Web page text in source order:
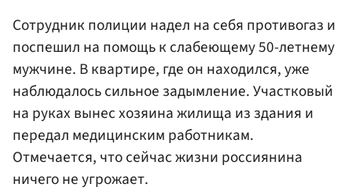
Сотрудник полиции надел на себя противогаз и
поспешил на помощь к слабеющему 50-летнему
мужчине. В квартире, где он находился, уже
наблюдалось сильное задымление. Участковый
на руках вынес хозяина жилища из здания и
передал медицинским работникам.
Отмечается, что сейчас жизни россиянина
ничего не угрожает.